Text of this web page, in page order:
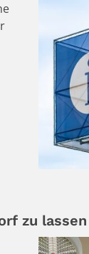
zu lassen